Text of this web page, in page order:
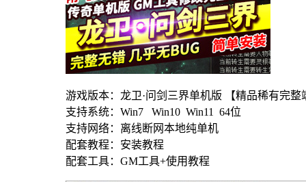
游戏版本：龙卫·问剑三界单机版 【精品稀有完整
支持系统：Win7 Win10 Win11 64位
支持网络：离线断网本地纯单机
配套教程：安装教程
配套工具：GM工具+使用教程